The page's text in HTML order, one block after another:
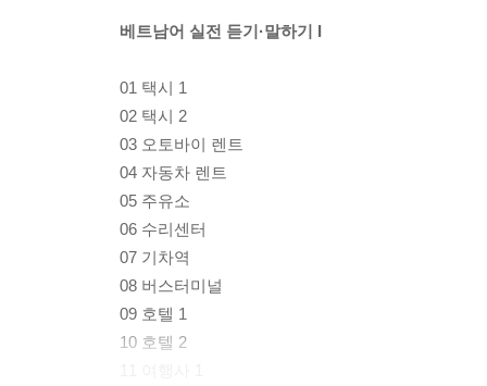
베트남어 실전 듣기·말하기 I
01 택시 1
02 택시 2
03 오토바이 렌트
04 자동차 렌트
05 주유소
06 수리센터
07 기차역
08 버스터미널
09 호텔 1
10 호텔 2